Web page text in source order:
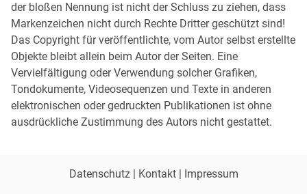
der bloßen Nennung ist nicht der Schluss zu ziehen, dass
Markenzeichen nicht durch Rechte Dritter geschützt sind!
Das Copyright für veröffentlichte, vom Autor selbst erstellte
Objekte bleibt allein beim Autor der Seiten. Eine
Vervielfältigung oder Verwendung solcher Grafiken,
Tondokumente, Videosequenzen und Texte in anderen
elektronischen oder gedruckten Publikationen ist ohne
ausdrückliche Zustimmung des Autors nicht gestattet.
Datenschutz| Kontakt| Impressum